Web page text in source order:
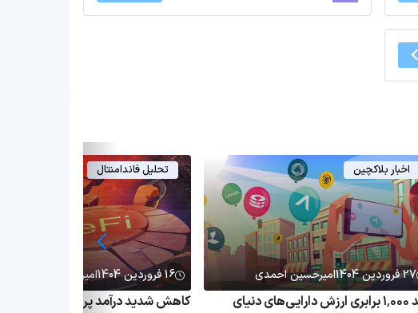
اخبار بلاکچین
27 فروردین 1404 امیرحسین احمدی
رشد ۱٬۰۰۰ برابری ارزش دارایی‌های دنیای
تحلیل فاندامنتال
16 فروردین 1404 امیرحسین احمدی
کاهش شدید درآمد پروتکل‌های دیفای